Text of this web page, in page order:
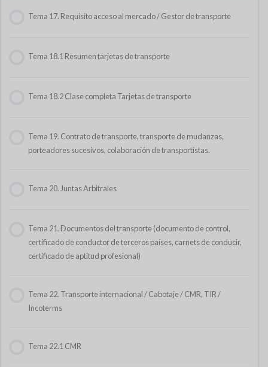
Tema 9. Fianza
Tema 10. Financiación (leasing, renting, factoring)
Tema 11. Contabilidad
Tema 11.1. Ratios Financieros
Tema 14. Informatización de la empresa
Tema 15. Planificación de la empresa, Presupuestos y
Departamentalización
Tema 16. Seguros
Tema 17. Requisito acceso al mercado / Gestor de transporte
Tema 18.1 Resumen tarjetas de transporte
Tema 18.2 Clase completa Tarjetas de transporte
Tema 19. Contrato de transporte, transporte de mudanzas,
porteadores sucesivos, colaboración de transportistas.
Tema 20. Juntas Arbitrales
Tema 21. Documentos del transporte (documento de control,
certificado de conductor de terceros países, carnets de conducir,
certificado de aptitud profesional)
Tema 22. Transporte internacional / Cabotaje / CMR, TIR /
Incoterms
Tema 22.1 CMR